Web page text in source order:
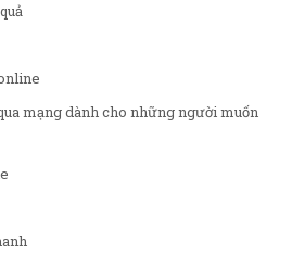
mạng dành cho những người muốn